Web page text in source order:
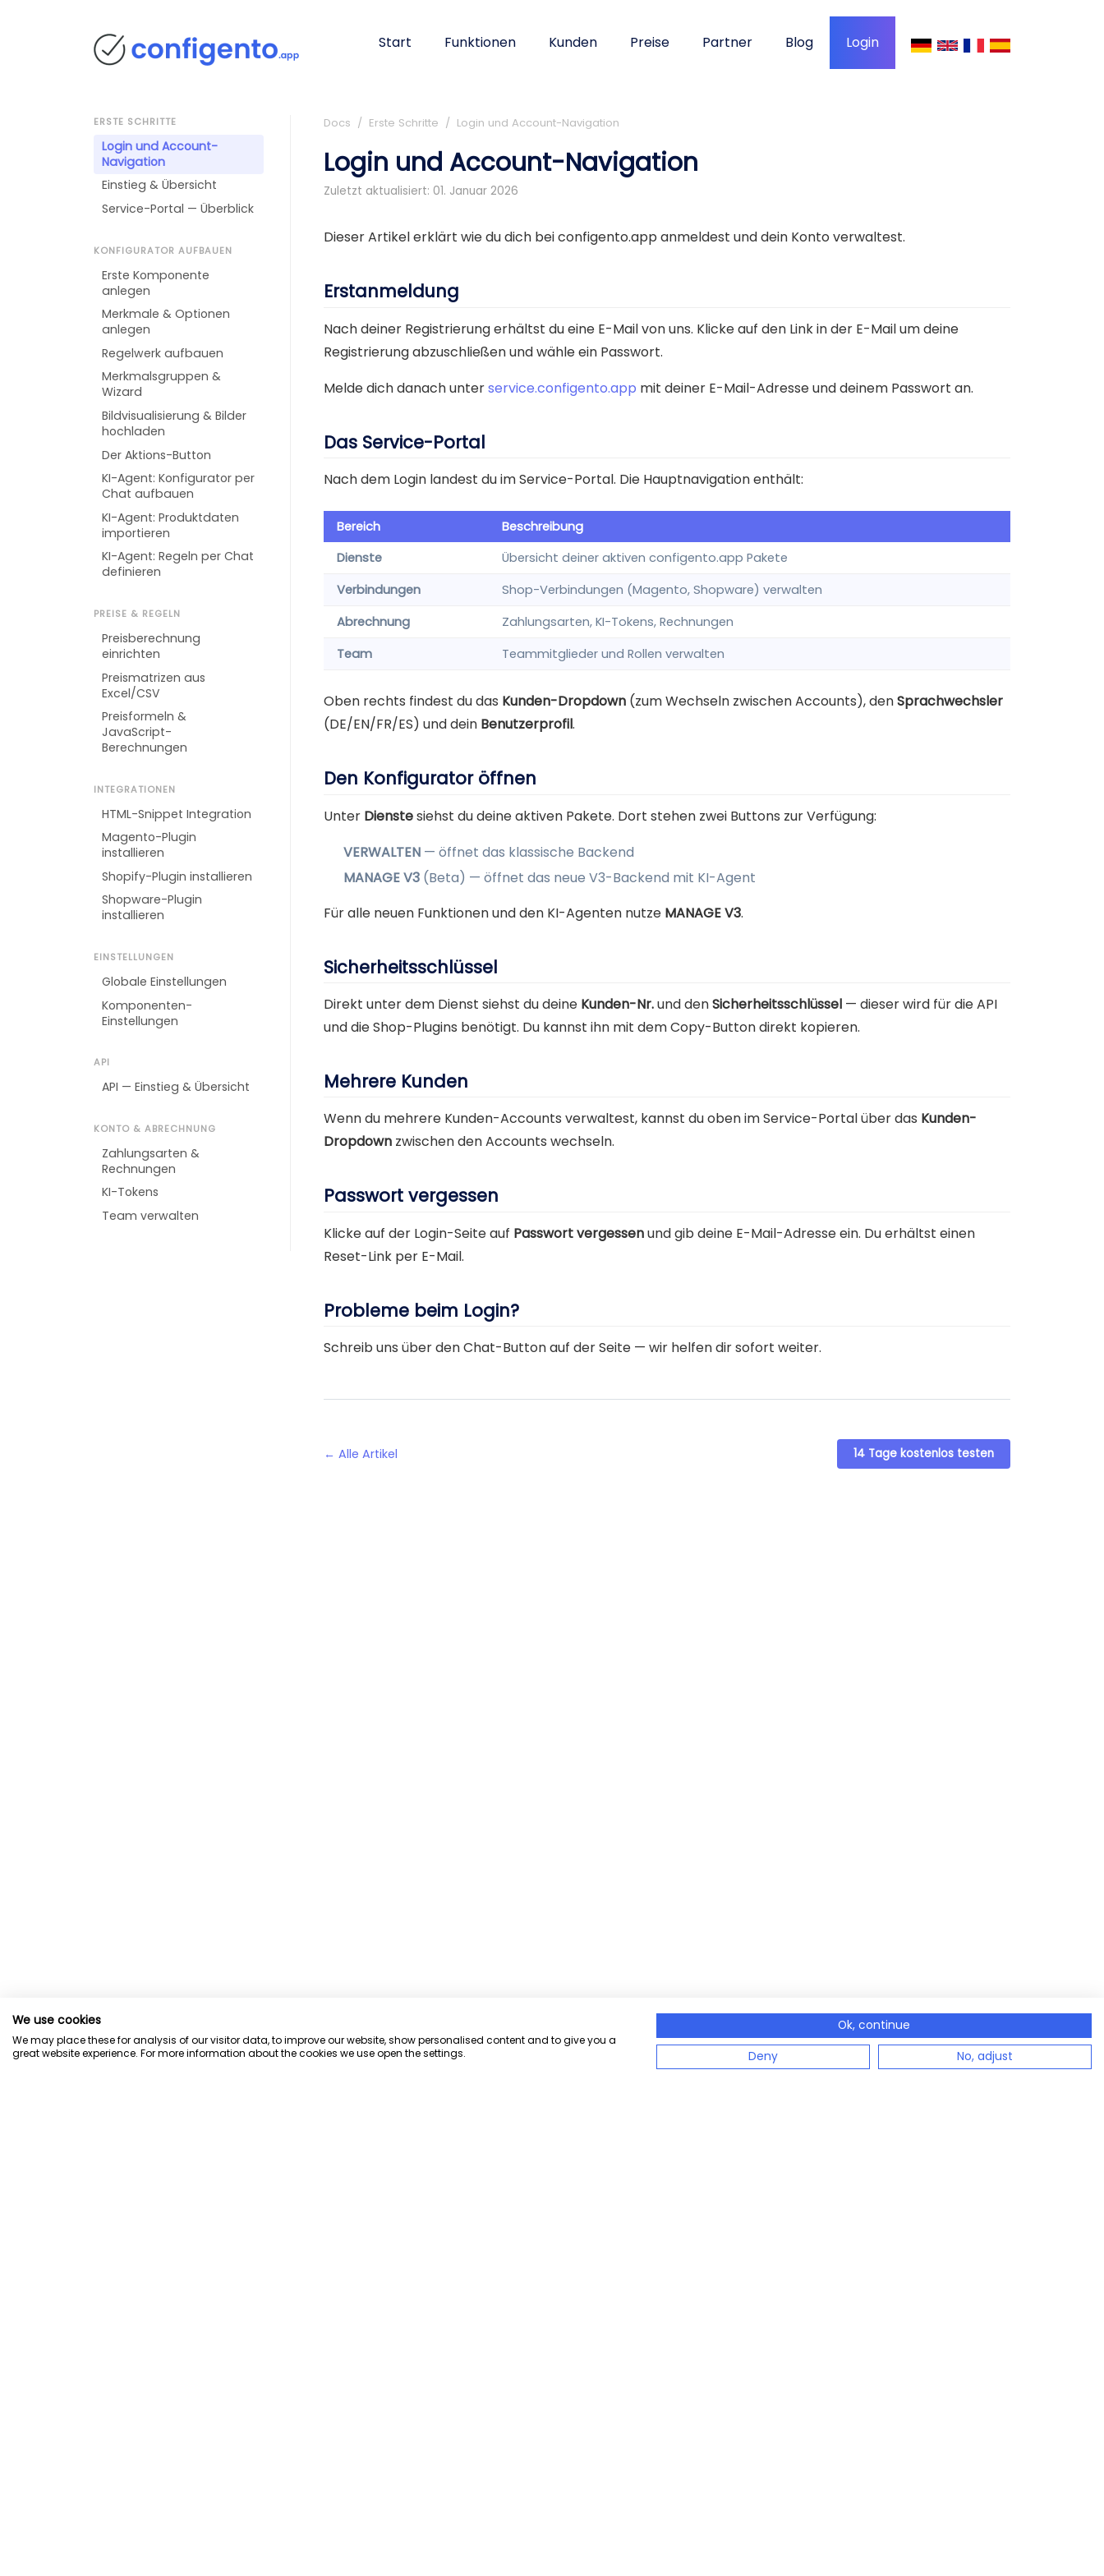
Start Funktionen Kunden Preise Partner Blog Login
ERSTE SCHRITTE
Login und Account-
Navigation
Einstieg & Übersicht
Service-Portal — Überblick
KONFIGURATOR AUFBAUEN
Erste Komponente
anlegen
Merkmale & Optionen
anlegen
Regelwerk aufbauen
Merkmalsgruppen &
Wizard
Bildvisualisierung & Bilder
hochladen
Der Aktions-Button
KI-Agent: Konfigurator per
Chat aufbauen
KI-Agent: Produktdaten
importieren
KI-Agent: Regeln per Chat
definieren
PREISE & REGELN
Preisberechnung
einrichten
Preismatrizen aus
Excel/CSV
Preisformeln &
JavaScript-
Berechnungen
INTEGRATIONEN
HTML-Snippet Integration
Magento-Plugin
installieren
Shopify-Plugin installieren
Shopware-Plugin
installieren
EINSTELLUNGEN
Globale Einstellungen
Komponenten-
Einstellungen
API
API — Einstieg & Übersicht
KONTO & ABRECHNUNG
Zahlungsarten &
Rechnungen
KI-Tokens
Team verwalten
Docs / Erste Schritte / Login und Account-Navigation
Login und Account-Navigation
Zuletzt aktualisiert: 01. Januar 2026
Dieser Artikel erklärt wie du dich bei configento.app anmeldest und dein Konto verwaltest.
Erstanmeldung
Nach deiner Registrierung erhältst du eine E-Mail von uns. Klicke auf den Link in der E-Mail um deine
Registrierung abzuschließen und wähle ein Passwort.
Melde dich danach unterservice.configento.app mit deiner E-Mail-Adresse und deinem Passwort an.
Das Service-Portal
Nach dem Login landest du im Service-Portal. Die Hauptnavigation enthält:
Bereich
Beschreibung
Dienste
Übersicht deiner aktiven configento.app Pakete
Verbindungen
Shop-Verbindungen (Magento, Shopware) verwalten
Abrechnung
Zahlungsarten, KI-Tokens, Rechnungen
Team
Teammitglieder und Rollen verwalten
Oben rechts findest du das Kunden-Dropdown (zum Wechseln zwischen Accounts), denSprachwechsler
(DE/EN/FR/ES) und dein Benutzerprofil.
Den Konfigurator öffnen
Unter Dienstesiehst du deine aktiven Pakete. Dort stehen zwei Buttons zur Verfügung:
VERWALTEN — öffnet das klassische Backend
MANAGE V3 (Beta) — öffnet das neue V3-Backend mit KI-Agent
Für alle neuen Funktionen und den KI-Agenten nutze MANAGE V3.
Sicherheitsschlüssel
Direkt unter dem Dienst siehst du deine Kunden-Nr.und denSicherheitsschlüssel — dieser wird für die API
und die Shop-Plugins benötigt. Du kannst ihn mit dem Copy-Button direkt kopieren.
Mehrere Kunden
Wenn du mehrere Kunden-Accounts verwaltest, kannst du oben im Service-Portal über das Kunden-
Dropdown zwischen den Accounts wechseln.
Passwort vergessen
Klicke auf der Login-Seite auf Passwort vergessenund gib deine E-Mail-Adresse ein. Du erhältst einen
Reset-Link per E-Mail.
Probleme beim Login?
Schreib uns über den Chat-Button auf der Seite — wir helfen dir sofort weiter.
← Alle Artikel 14 Tage kostenlos testen
We use cookies
We may place these for analysis of our visitor data, to improve our website, show personalised content and to give you a
great website experience. For more information about the cookies we use open the settings.
Ok, continue
Deny
No, adjust